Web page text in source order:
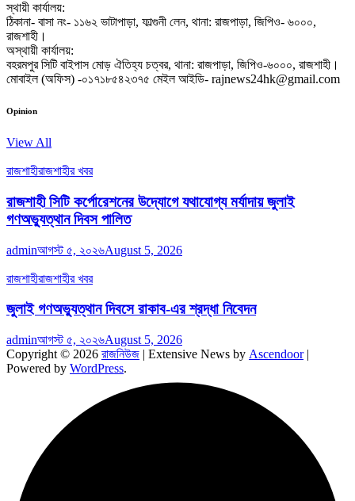
স্থায়ী কার্যালয়:
ঠিকানা- বাসা নং- ১১৬২ ভাটাপাড়া, ফাল্গুনী লেন, থানা: রাজপাড়া, জিপিও- ৬০০০,
রাজশাহী।
অস্থায়ী কার্যালয়:
বহরমপুর সিটি বাইপাস মোড় ঐতিহ্য চত্বর, থানা: রাজপাড়া, জিপিও-৬০০০, রাজশাহী।
মোবাইল (অফিস) -০১৭১৮৫৪২৩৭৫ মেইল আইডি- rajnews24hk@gmail.com
Opinion
View All
রাজশাহীরাজশাহীর খবর
রাজশাহী সিটি কর্পোরেশনের উদ্যোগে যথাযোগ্য মর্যাদায় জুলাই
গণঅভ্যুত্থান দিবস পালিত
adminআগস্ট ৫, ২০২৬August 5, 2026
রাজশাহীরাজশাহীর খবর
জুলাই গণঅভ্যুত্থান দিবসে রাকাব-এর শ্রদ্ধা নিবেদন
adminআগস্ট ৫, ২০২৬August 5, 2026
Copyright © 2026 রাজনিউজ | Extensive News by Ascendoor|
Powered by WordPress.